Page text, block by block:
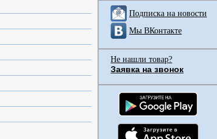
Подписка на новости
Мы ВКонтакте
Не нашли товар?
Заявка на звонок